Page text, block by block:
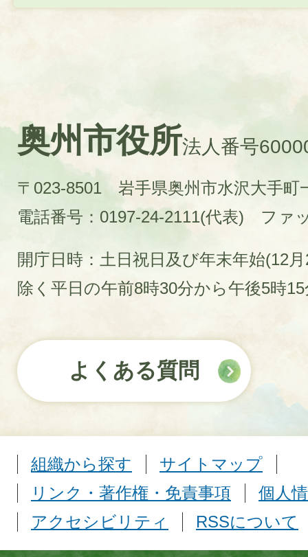
奥州市役所法人番号
〒023-8501 岩手県奥州市水沢大手町
電話番号：0197-24-2111(代表)
ファ
開庁日時：土日祝日及び年末年始(12
除く平日の午前8時30分から午後5時
よくある質問
組織から探す
サイトマップ
リンク・著作権・免責事項
個人
アクセシビリティ
RSSについて